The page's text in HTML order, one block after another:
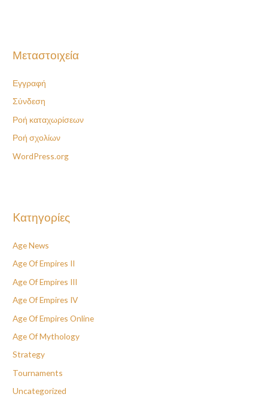
Μεταστοιχεία
Εγγραφή
Σύνδεση
Ροή καταχωρίσεων
Ροή σχολίων
WordPress.org
Kατηγορίες
Age News
Age Of Empires II
Age Of Empires III
Age Of Empires IV
Age Of Empires Online
Age Of Mythology
Strategy
Tournaments
Uncategorized